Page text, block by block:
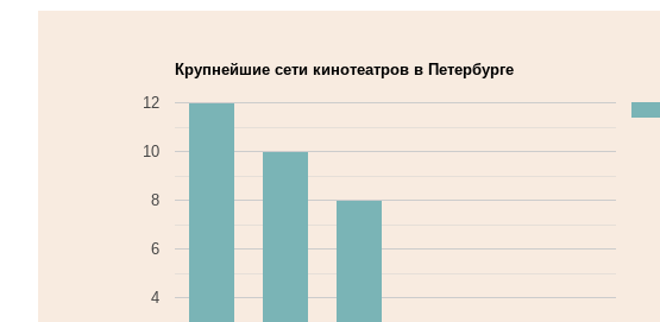
Крупнейшие сети кинотеатров в Петербурге
4
6
8
10
12